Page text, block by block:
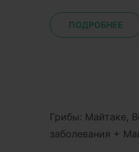
ПОДРОБНЕЕ
Грибы: Майтаке,
заболевания +